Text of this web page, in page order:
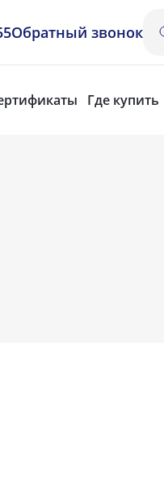
Обратный звонок
Где купить